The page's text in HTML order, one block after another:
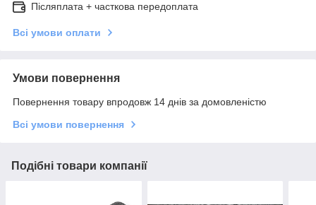
Післяплата + часткова передоплата
Всі умови оплати
Умови повернення
Повернення товару впродовж 14 днів за домовленістю
Всі умови повернення
Подібні товари компанії